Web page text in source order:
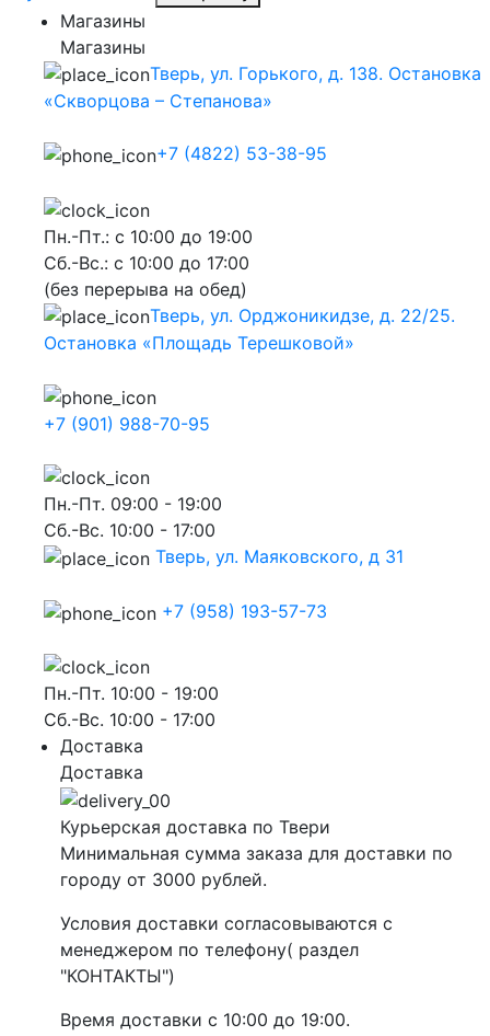
Магазины
Магазины
Тверь, ул. Горького, д. 138. Остановка
«Скворцова – Степанова»
+7 (4822) 53-38-95
Пн.-Пт.: с 10:00 до 19:00
Сб.-Вс.: с 10:00 до 17:00
(без перерыва на обед)
Тверь, ул. Орджоникидзе, д. 22/25.
Остановка «Площадь Терешковой»
+7 (901) 988-70-95
Пн.-Пт. 09:00 - 19:00
Сб.-Вс. 10:00 - 17:00
Тверь, ул. Маяковского, д 31
+7 (958) 193-57-73
Пн.-Пт. 10:00 - 19:00
Сб.-Вс. 10:00 - 17:00
Доставка
Доставка
Курьерская доставка по Твери
Минимальная сумма заказа для доставки по
городу от 3000 рублей.
Условия доставки согласовываются с
менеджером по телефону( раздел
"КОНТАКТЫ")
Время доставки с 10:00 до 19:00.